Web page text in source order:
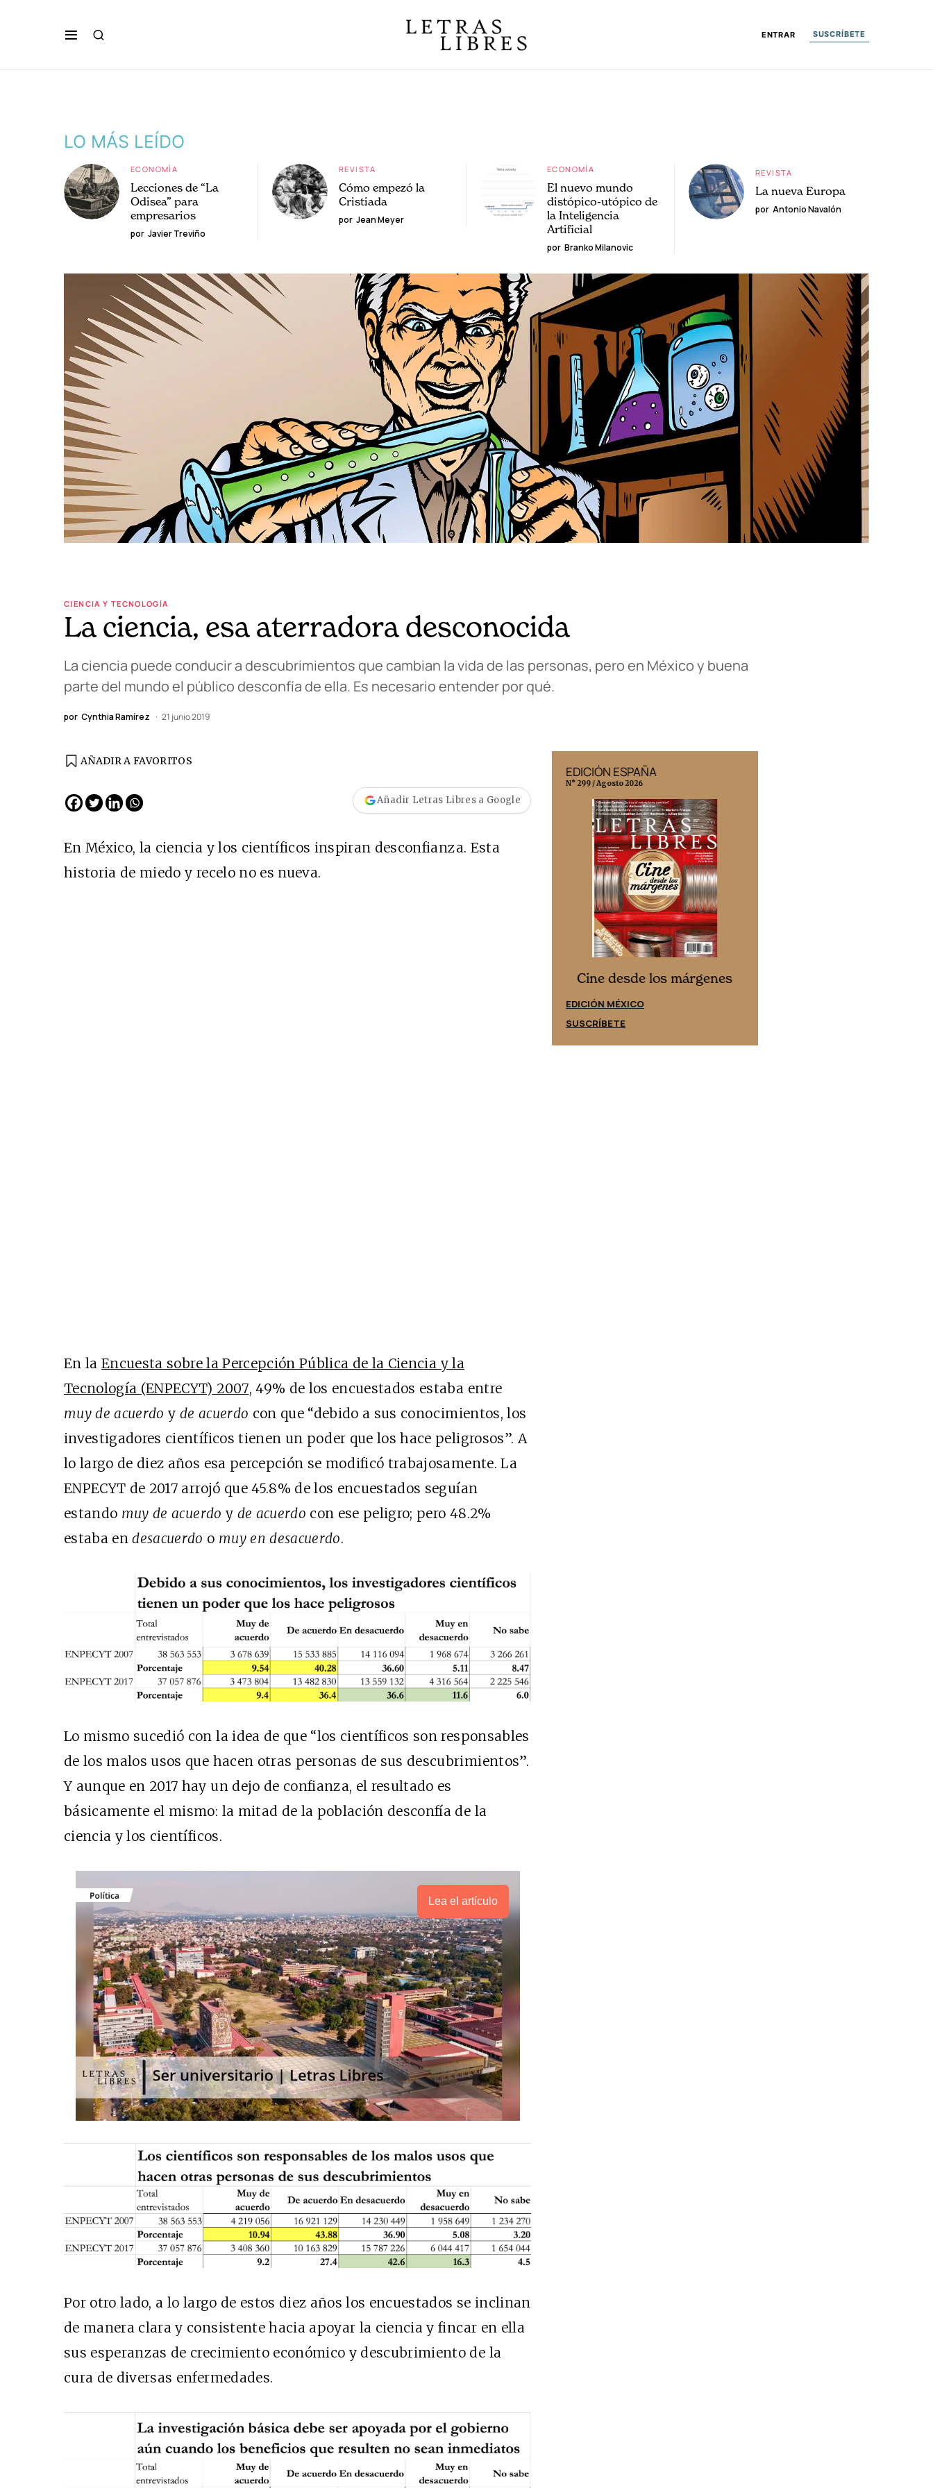
ENTRAR SUSCRÍBETE
LO MÁS LEÍDO
ECONOMÍA
Lecciones de “La
Odisea” para
empresarios
por Javier Treviño
REVISTA
Cómo empezó la
Cristiada
por Jean Meyer
ECONOMÍA
El nuevo mundo
distópico-utópico de
la Inteligencia
Artificial
por Branko Milanovic
REVISTA
La nueva Europa
por Antonio Navalón
CIENCIA Y TECNOLOGÍA
La ciencia, esa aterradora desconocida
La ciencia puede conducir a descubrimientos que cambian la vida de las personas, pero en México y buena
parte del mundo el público desconfía de ella. Es necesario entender por qué.
por Cynthia Ramírez 21 junio 2019
AÑADIR A FAVORITOS
Añadir Letras Libres a Google
En México, la ciencia y los científicos inspiran desconfianza. Esta
historia de miedo y recelo no es nueva.
En laEncuesta sobre la Percepción Pública de la Ciencia y la
Tecnología (ENPECYT) 2007, 49% de los encuestados estaba entre
muy de acuerdo y de acuerdo con que “debido a sus conocimientos, los
investigadores científicos tienen un poder que los hace peligrosos”. A
lo largo de diez años esa percepción se modificó trabajosamente. La
ENPECYT de 2017 arrojó que 45.8% de los encuestados seguían
estando muy de acuerdo y de acuerdo con ese peligro; pero 48.2%
estaba endesacuerdo o muy en desacuerdo.
Lo mismo sucedió con la idea de que “los científicos son responsables
de los malos usos que hacen otras personas de sus descubrimientos”.
Y aunque en 2017 hay un dejo de confianza, el resultado es
básicamente el mismo: la mitad de la población desconfía de la
ciencia y los científicos.
Lea el artículo
Por otro lado, a lo largo de estos diez años los encuestados se inclinan
de manera clara y consistente hacia apoyar la ciencia y fincar en ella
sus esperanzas de crecimiento económico y descubrimiento de la
cura de diversas enfermedades.
EDICIÓN ESPAÑA
N° 299 / Agosto 2026
Cine desde los márgenes
EDICIÓN MÉXICO
SUSCRÍBETE